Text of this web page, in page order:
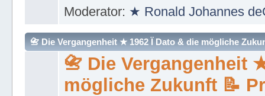
Moderator: ★ Ronald Johannes
📇 Die Vergangenheit ★ 1962 Ï Dato & die mögliche
📇 Die Vergangenheit
mögliche Zukunft 📝